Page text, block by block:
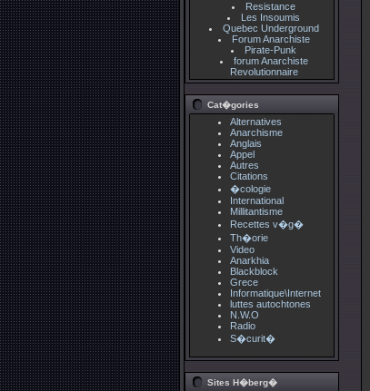
Resistance
Les Insoumis
Quebec Underground
Forum Anarchiste
Pirate-Punk
forum Anarchiste
Revolutionnaire
Cat�gories
Alternatives
Anarchisme
Anglais
Appel
Autres
Citations
�cologie
International
Millitantisme
Recettes v�g�
Th�orie
Video
Anarkhia
Blackblock
Grece
Informatique\Internet
luttes autochtones
N.W.O
Radio
S�curit�
Sites H�berg�